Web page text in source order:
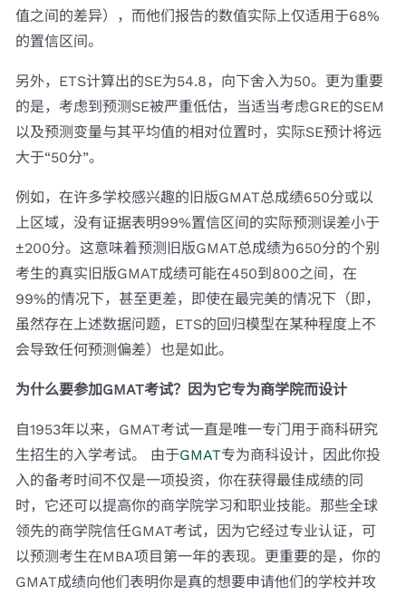
值之间的差异），而他们报告的数值实际上仅适用于68%
的置信区间。
另外，ETS计算出的SE为54.8，向下舍入为50。更为重要
的是，考虑到预测SE被严重低估，当适当考虑GRE的SEM
以及预测变量与其平均值的相对位置时，实际SE预计将远
大于“50分”。
例如，在许多学校感兴趣的旧版GMAT总成绩650分或以
上区域，没有证据表明99%置信区间的实际预测误差小于
±200分。这意味着预测旧版GMAT总成绩为650分的个别
考生的真实旧版GMAT成绩可能在450到800之间，在
99%的情况下，甚至更差，即使在最完美的情况下（即，
虽然存在上述数据问题，ETS的回归模型在某种程度上不
会导致任何预测偏差）也是如此。
为什么要参加GMAT考试？因为它专为商学院而设计
自1953年以来，GMAT考试一直是唯一专门用于商科研究
生招生的入学考试。 由于GMAT专为商科设计，因此你投
入的备考时间不仅是一项投资，你在获得最佳成绩的同
时，它还可以提高你的商学院学习和职业技能。那些全球
领先的商学院信任GMAT考试，因为它经过专业认证，可
以预测考生在MBA项目第一年的表现。更重要的是，你的
GMAT成绩向他们表明你是真的想要申请他们的学校并攻